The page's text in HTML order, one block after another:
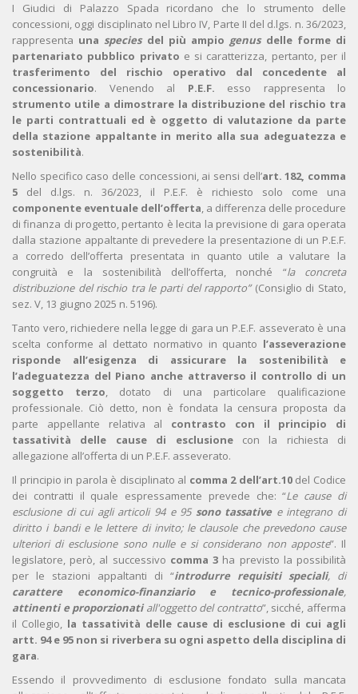
I Giudici di Palazzo Spada ricordano che lo strumento delle
concessioni, oggi disciplinato nel Libro IV, Parte II del d.lgs. n. 36/2023,
rappresenta una speciesdel più ampio genusdelle forme di
partenariato pubblico privato e si caratterizza, pertanto, per il
trasferimento del rischio operativo
dal concedente al
concessionario. Venendo al P.E.F. esso rappresenta lo
strumento utile a dimostrare la distribuzione del rischio tra
le parti contrattuali ed è oggetto di valutazione da parte
della stazione appaltante in merito alla sua adeguatezza e
sostenibilità.
Nello specifico caso delle concessioni, ai sensi dell’art. 182, comma
5 del d.lgs. n. 36/2023, il P.E.F. è richiesto solo come una
componente eventuale dell’offerta, a differenza delle procedure
di finanza di progetto, pertanto è lecita la previsione di gara operata
dalla stazione appaltante di prevedere la presentazione di un P.E.F.
a corredo dell’offerta presentata in quanto utile a valutare la
congruità e la sostenibilità dell’offerta, nonché “la concreta
distribuzione del rischio tra le parti del rapporto” (Consiglio di Stato,
sez. V, 13 giugno 2025 n. 5196).
Tanto vero, richiedere nella legge di gara un P.E.F. asseverato è una
scelta conforme al dettato normativo in quanto l’asseverazione
risponde all’esigenza di assicurare la sostenibilità e
l’adeguatezza del Piano anche attraverso il controllo di un
soggetto terzo, dotato di una particolare qualificazione
professionale. Ciò detto, non è fondata la censura proposta da
parte appellante relativa al contrasto con il principio di
tassatività delle cause di esclusionecon la richiesta di
allegazione all’offerta di un P.E.F. asseverato.
Il principio in parola è disciplinato al comma 2 dell’art.10del Codice
dei contratti il quale espressamente prevede che: “Le cause di
esclusione di cui agli articoli 94 e 95sono tassativee integrano di
diritto i bandi e le lettere di invito; le clausole che prevedono cause
ulteriori di esclusione sono nulle e si considerano non apposte”. Il
legislatore, però, al successivo comma 3 ha previsto la possibilità
per le stazioni appaltanti di “introdurre requisiti speciali, di
carattere economico-finanziario e tecnico-professionale,
attinenti e proporzionatiall'oggetto del contratto”, sicché, afferma
il Collegio, la tassatività delle cause di esclusione di cui agli
artt. 94 e 95 non si riverbera su ogni aspetto della disciplina di
gara.
Essendo il provvedimento di esclusione fondato sulla mancata